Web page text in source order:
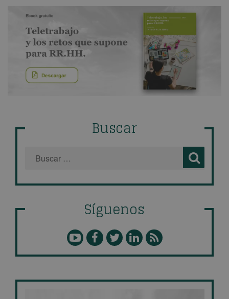
Buscar
Síguenos